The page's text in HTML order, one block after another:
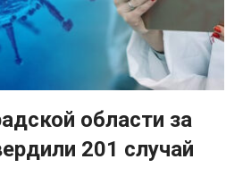
области за
201 случай